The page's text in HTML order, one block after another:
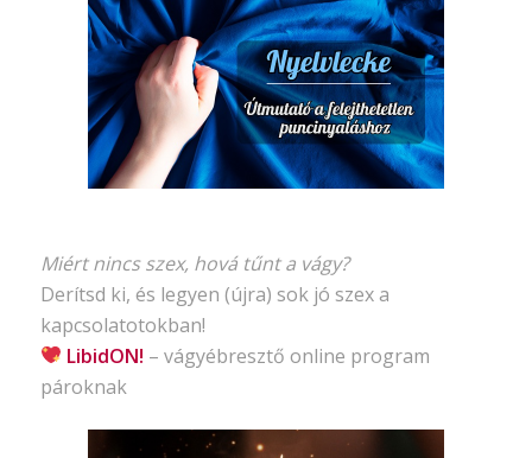
Miért nincs szex, hová tűnt a vágy?
Derítsd ki, és legyen (újra) sok jó szex a
kapcsolatotokban!
LibidON! – vágyébresztő online program
pároknak